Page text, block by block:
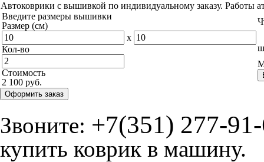
Автоковрики с вышивкой по индивидуальному заказу. Работы
Введите размеры вышивки
Размер (см)
x
Кол-во
Стоимость
2 100 руб.
Оформить заказ
Звоните: +7(351) 277-
купить коврик в машину.